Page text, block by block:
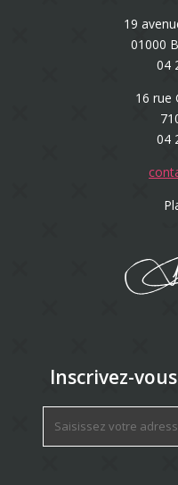
19
01000
04
16 rue
04
Inscrivez-